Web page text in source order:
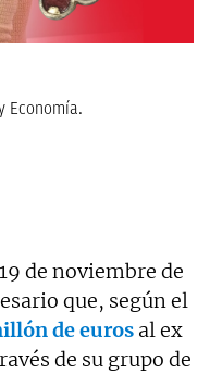
Economía.
de noviembre de
que, según el
de eurosal ex
de su grupo de